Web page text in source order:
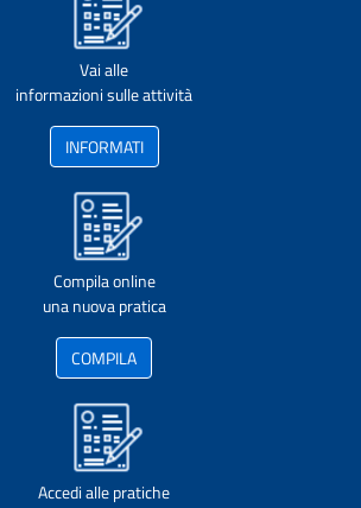
Vai alle
informazioni sulle attività
INFORMATI
Compila online
una nuova pratica
COMPILA
Accedi alle pratiche